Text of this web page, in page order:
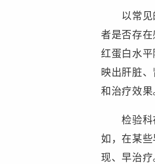
以常见的
者是否存
红蛋白水
映出肝脏
和治疗效果
检验科在
如，在某
现、早治